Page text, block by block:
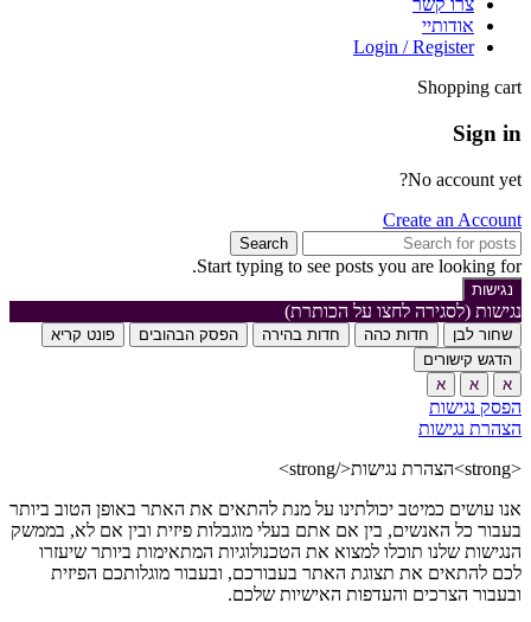
צרו קשר
אודותיי
Login / Register
Shopping cart
Sign in
No account yet?
Create an Account
Search
Start typing to see posts you are looking for.
נגישות
נגישות (לסגירה לחצו על הכותרת)
שחור לבן חדות כהה חדות בהירה הפסק הבהובים
פונט קריא
הדגש קישורים
א
א א
הפסק נגישות
הצהרת נגישות
<strong>הצהרת נגישות</strong>
אנו עושים כמיטב יכולתינו על מנת להתאים את האתר באופן הטוב ביותר
בעבור כל האנשים, בין אם אתם בעלי מוגבלות פיזית ובין אם לא, בממשק
הנגישות שלנו תוכלו למצוא את הטכנולוגיות המתאימות ביותר שיעזרו
לכם להתאים את תצוגת האתר בעבורכם, ובעבור מוגלותכם הפיזית
ובעבור הצרכים והעדפות האישיות שלכם.